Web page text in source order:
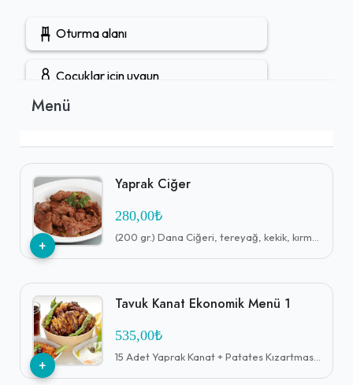
Oturma alanı
Çocuklar için uygun
Canlı müzik
Açık hava oturma alanı
Şarap servisi
Rezervasyon yapılabilir
Öğle yemeği servisi
+ Daha Fazla (5)
Menü
+
Yaprak Ciğer
280,00₺
(200 gr.) Dana Ciğeri, tereyağ, kekik, kırmızı pul biber. Lavaş ile
+
Tavuk Kanat Ekonomik Menü 1
535,00₺
15 Adet Yaprak Kanat + Patates Kızartması + Haydari + Antep Ezme + Lavaş + İçecek (1 L.)